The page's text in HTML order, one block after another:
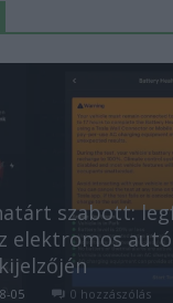
szabott:
elektromos
05 0 hozzászólás